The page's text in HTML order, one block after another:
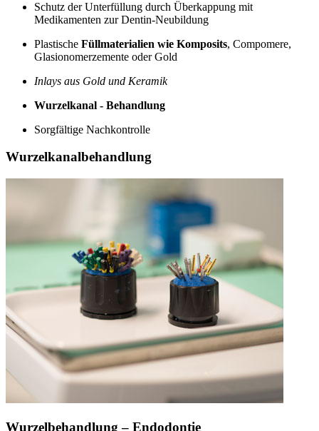
Schutz der Unterfüllung durch Überkappung mit
Medikamenten zur Dentin-Neubildung
Plastische Füllmaterialien wie Komposits, Compomere,
Glasionomerzemente oder Gold
Inlays aus Gold und Keramik
Wurzelkanal - Behandlung
Sorgfältige Nachkontrolle
Wurzelkanalbehandlung
Wurzelbehandlung – Endodontie